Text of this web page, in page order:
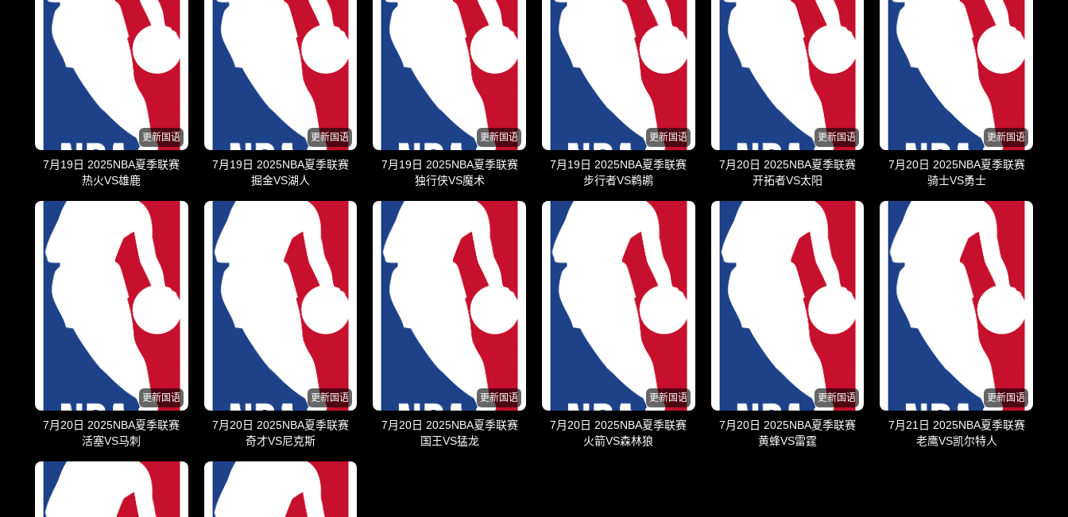
更新国语
7月19日 2025NBA夏季联赛
热火VS雄鹿
更新国语
7月19日 2025NBA夏季联赛
掘金VS湖人
更新国语
7月19日 2025NBA夏季联赛
独行侠VS魔术
更新国语
7月19日 2025NBA夏季联赛
步行者VS鹈鹕
更新国语
7月20日 2025NBA夏季联赛
开拓者VS太阳
更新国语
7月20日 2025NBA夏季联赛
骑士VS勇士
更新国语
7月20日 2025NBA夏季联赛
活塞VS马刺
更新国语
7月20日 2025NBA夏季联赛
奇才VS尼克斯
更新国语
7月20日 2025NBA夏季联赛
国王VS猛龙
更新国语
7月20日 2025NBA夏季联赛
火箭VS森林狼
更新国语
7月20日 2025NBA夏季联赛
黄蜂VS雷霆
更新国语
7月21日 2025NBA夏季联赛
老鹰VS凯尔特人